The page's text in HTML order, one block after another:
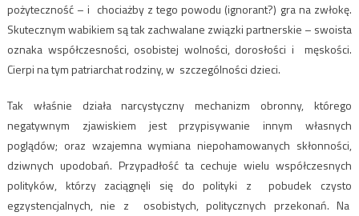
pożyteczność – i chociażby z tego powodu (ignorant?) gra na zwłokę.
Skutecznym wabikiem są tak zachwalane związki partnerskie – swoista
oznaka współczesności, osobistej wolności, dorosłości i męskości.
Cierpi na tym patriarchat rodziny, w szczególności dzieci.
Tak właśnie działa narcystyczny mechanizm obronny, którego
negatywnym zjawiskiem jest przypisywanie innym własnych
poglądów; oraz wzajemna wymiana niepohamowanych skłonności,
dziwnych upodobań. Przypadłość ta cechuje wielu współczesnych
polityków, którzy zaciągnęli się do polityki z pobudek czysto
egzystencjalnych, nie z osobistych, politycznych przekonań. Na